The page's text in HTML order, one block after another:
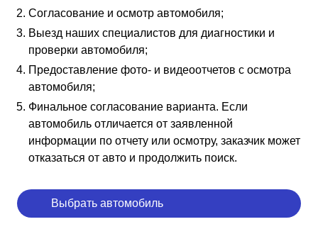
Согласование и осмотр автомобиля;
Выезд наших специалистов для диагностики и
проверки автомобиля;
Предоставление фото- и видеоотчетов с осмотра
автомобиля;
Финальное согласование варианта. Если
автомобиль отличается от заявленной
информации по отчету или осмотру, заказчик может
отказаться от авто и продолжить поиск.
Выбрать автомобиль